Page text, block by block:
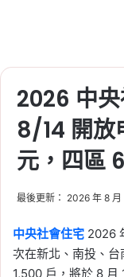
2026 中央
8/14 開放
元，四區
最後更新： 2026 年 8 月
中央社會住宅 2026
次在新北、南投、
1,500 戶，將於 8 月